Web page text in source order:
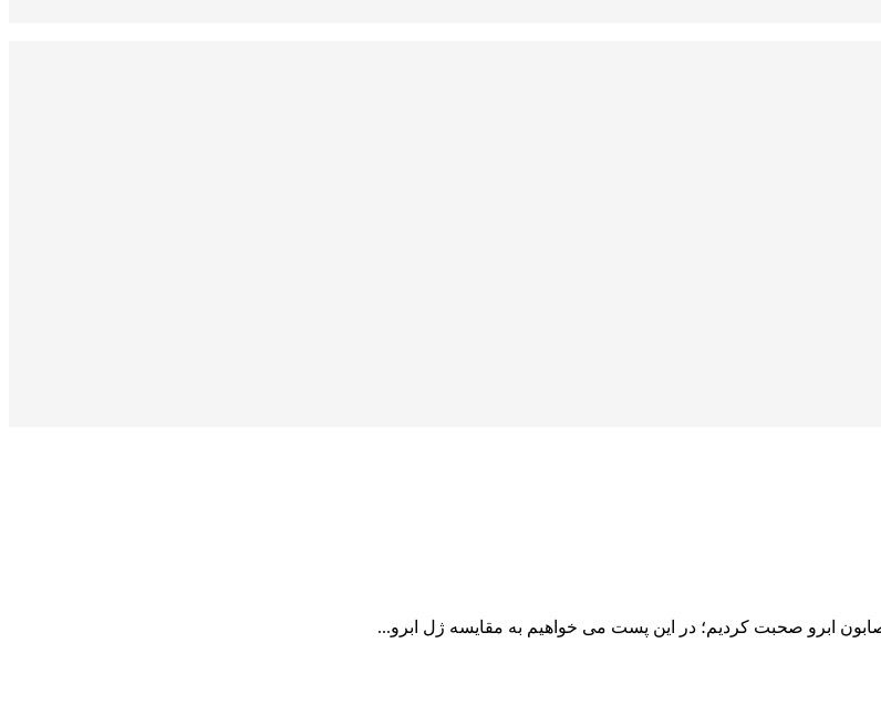
ابرو صحبت کردیم؛ در این پست می خواهیم به مقایسه ژل ابرو...